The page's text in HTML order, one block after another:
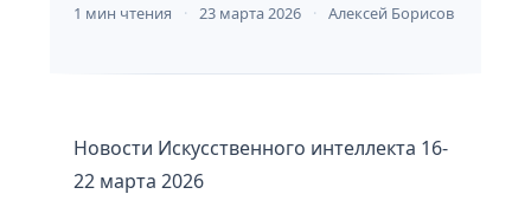
1 мин чтения 23 марта 2026 Алексей Борисов
Новости Искусственного интеллекта 16-
22 марта 2026